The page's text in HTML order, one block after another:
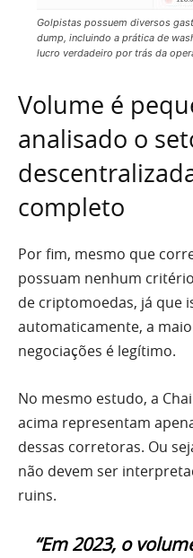
Golpistas possuem diversos
dump, incluindo a prática de
lucro verdadeiro por trás da
Volume é
analisado o
completo
Por fim, mesmo que
possuam nenhum
de criptomoedas, já que
automaticamente, a
negociações é legítimo.
No mesmo estudo, a
acima representam
dessas corretoras. Ou
não devem ser
ruins.
“Em 2023, o